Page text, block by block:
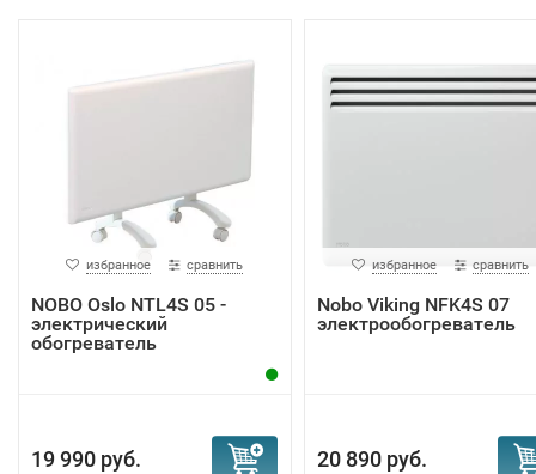
избранное сравнить
NOBO Oslo NTL4S 05 -
электрический
обогреватель
19 990 руб.
избранное сравнить
Nobo Viking NFK4S 07
электрообогреватель
20 890 руб.